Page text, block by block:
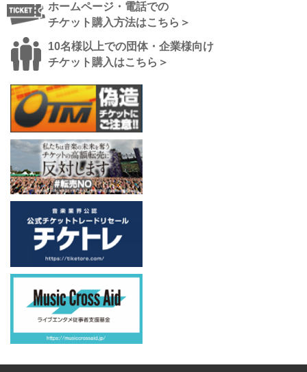
ホームページ・電話での
チケット購入方法はこちら＞
10名様以上での団体・企業様向け
チケット購入はこちら＞